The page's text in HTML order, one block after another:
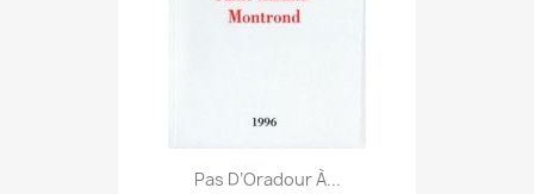
Pas D’Oradour À...